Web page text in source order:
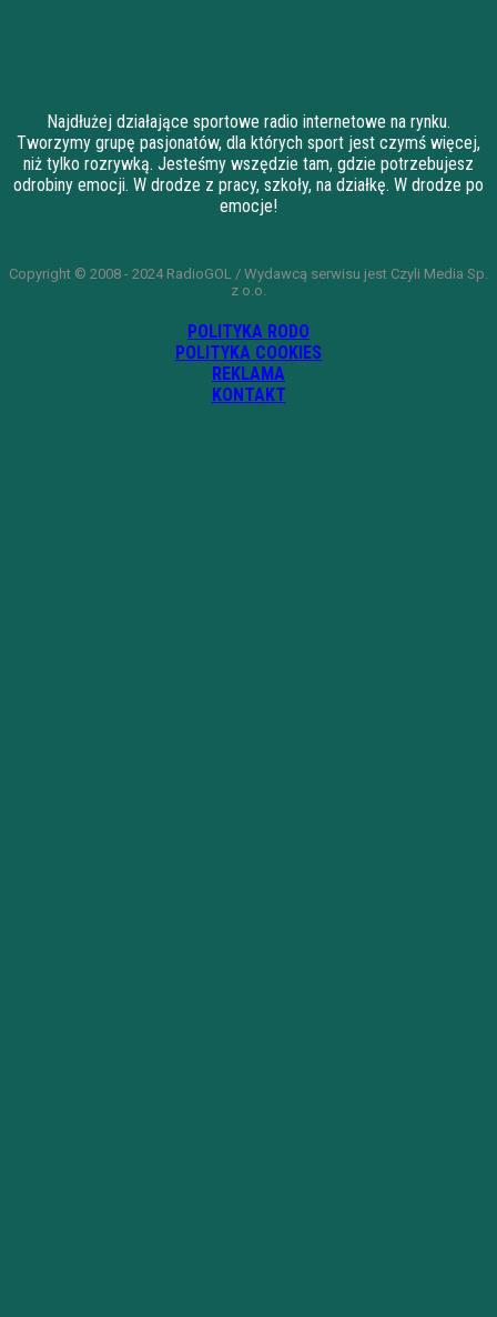
Najdłużej działające sportowe radio internetowe na rynku.
Tworzymy grupę pasjonatów, dla których sport jest czymś więcej,
niż tylko rozrywką. Jesteśmy wszędzie tam, gdzie potrzebujesz
odrobiny emocji. W drodze z pracy, szkoły, na działkę. W drodze po
emocje!
Copyright © 2008 - 2024 RadioGOL / Wydawcą serwisu jest Czyli Media Sp.
z o.o.
POLITYKA RODO
POLITYKA COOKIES
REKLAMA
KONTAKT